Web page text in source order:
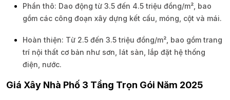
Phần thô: Dao động từ 3.5 đến 4.5 triệu đồng/m², bao
gồm các công đoạn xây dựng kết cấu, móng, cột và mái.
Hoàn thiện: Từ 2.5 đến 3.5 triệu đồng/m², bao gồm trang
trí nội thất cơ bản như sơn, lát sàn, lắp đặt hệ thống
điện, nước.
Giá Xây Nhà Phố 3 Tầng Trọn Gói Năm 2025